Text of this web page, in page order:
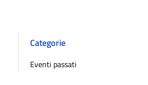
Categorie
Eventi passati